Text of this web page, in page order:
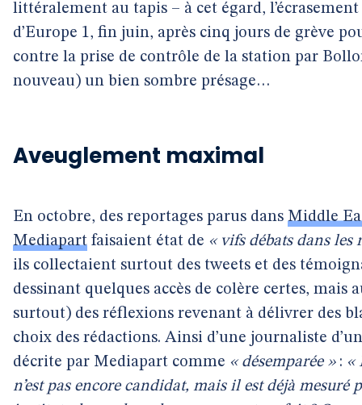
littéralement au tapis – à cet égard,
d’Europe 1, fin juin, après cinq jours de grève
contre la prise de contrôle de la station par
nouveau) un bien sombre présage…
Aveuglement maximal
En octobre, des reportages parus dans Middle
Mediapart faisaient état de « vifs débats dans les
ils collectaient surtout des tweets et des
dessinant quelques accès de colère certes, mais
surtout) des réflexions revenant à délivrer des
choix des rédactions. Ainsi d’une journaliste
décrite par Mediapart comme « désemparée »: «
n’est pas encore candidat, mais il est déjà mesuré